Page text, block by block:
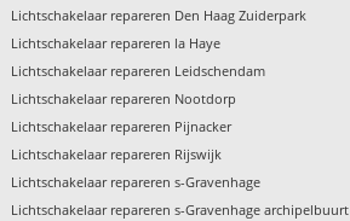
Lichtschakelaar repareren Den Haag Zuiderpark
Lichtschakelaar repareren la Haye
Lichtschakelaar repareren Leidschendam
Lichtschakelaar repareren Nootdorp
Lichtschakelaar repareren Pijnacker
Lichtschakelaar repareren Rijswijk
Lichtschakelaar repareren s-Gravenhage
Lichtschakelaar repareren s-Gravenhage archipelbuurt